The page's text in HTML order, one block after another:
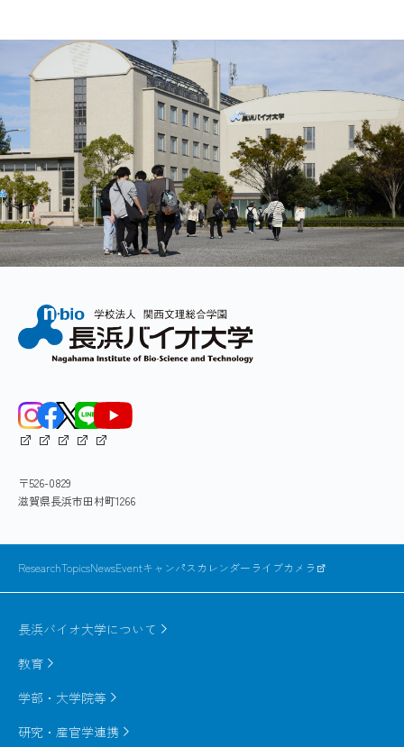
〒526-0829
滋賀県長浜市田村町1266
ResearchTopicsNewsEventキャンパスカレンダーライブカメラ
長浜バイオ大学について
研究・産官学連携
教育
学部・大学院等